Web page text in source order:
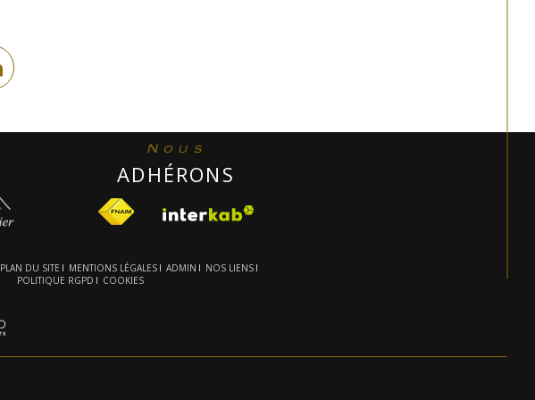
Nous
ADHÉRONS
PLAN DU SITE MENTIONS LÉGALES ADMIN
NOS LIENS
POLITIQUE RGPD
COOKIES